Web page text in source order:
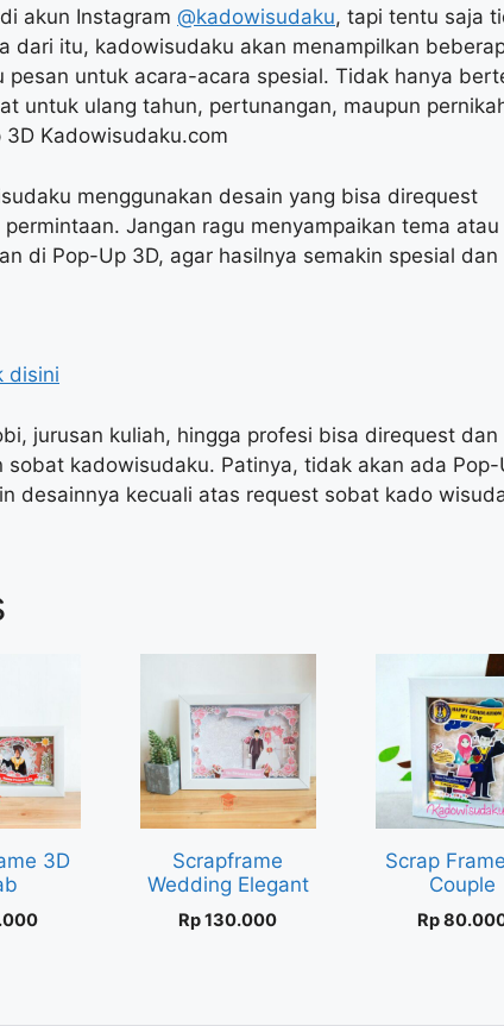
akun Instagram @kadowisudaku, tapi tentu saja
dari itu, kadowisudaku akan menampilkan
untuk acara-acara spesial. Tidak hanya
untuk ulang tahun, pertunangan, maupun
Kadowisudaku.com
menggunakan desain yang bisa direquest
Jangan ragu menyampaikan tema atau
di Pop-Up 3D, agar hasilnya semakin spesial dan
disini
jurusan kuliah, hingga profesi bisa direquest dan
kadowisudaku. Patinya, tidak akan ada Pop-
desainnya kecuali atas request sobat kado
3D
Scrapframe
Wedding Elegant
Rp130.000
Scrap
Couple
Rp